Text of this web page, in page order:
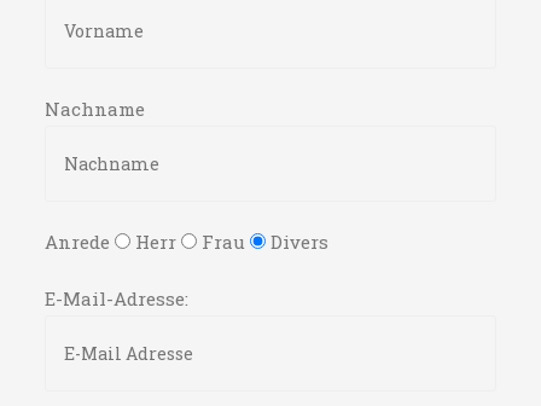
Nachname
Anrede Herr Frau Divers
E-Mail-Adresse: